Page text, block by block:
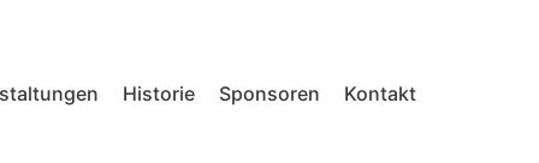
Historie Sponsoren Kontakt